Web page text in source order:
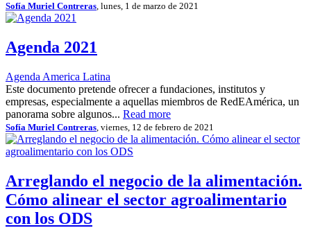
Sofía Muriel Contreras, lunes, 1 de marzo de 2021
Agenda 2021
Agenda America Latina
Este documento pretende ofrecer a fundaciones, institutos y
empresas, especialmente a aquellas miembros de RedEAmérica, un
panorama sobre algunos... Read more
Sofía Muriel Contreras , viernes, 12 de febrero de 2021
Arreglando el negocio de la alimentación.
Cómo alinear el sector agroalimentario
con los ODS